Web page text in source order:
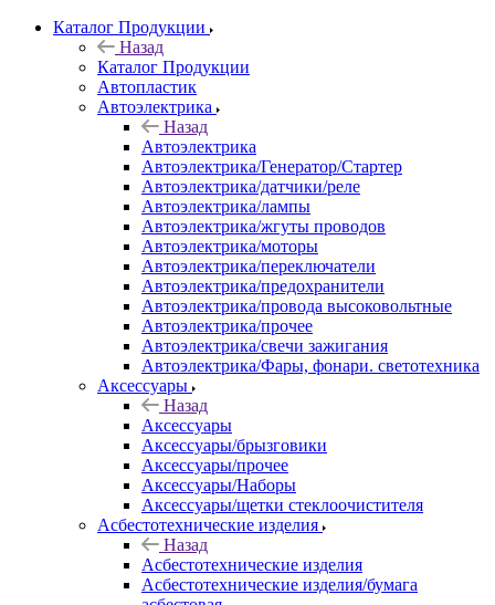
Каталог Продукции
Назад
Каталог Продукции
Автопластик
Автоэлектрика
Назад
Автоэлектрика
Автоэлектрика/Генератор/Стартер
Автоэлектрика/датчики/реле
Автоэлектрика/лампы
Автоэлектрика/жгуты проводов
Автоэлектрика/моторы
Автоэлектрика/переключатели
Автоэлектрика/предохранители
Автоэлектрика/провода высоковольтные
Автоэлектрика/прочее
Автоэлектрика/свечи зажигания
Автоэлектрика/Фары, фонари. светотехника
Аксессуары
Назад
Аксессуары
Аксессуары/брызговики
Аксессуары/прочее
Аксессуары/Наборы
Аксессуары/щетки стеклоочистителя
Асбестотехнические изделия
Назад
Асбестотехнические изделия
Асбестотехнические изделия/бумага